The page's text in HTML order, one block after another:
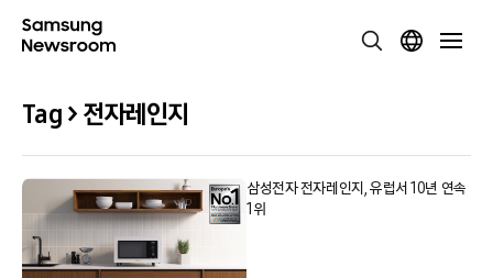
Tag > 전자레인지
삼성전자 전자레인지, 유럽서 10년 연속
1위